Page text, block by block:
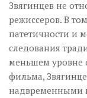
Звягинцев не
режиссеров. В
патетичности и
следования
меньшем уровне
фильма,
надвременными